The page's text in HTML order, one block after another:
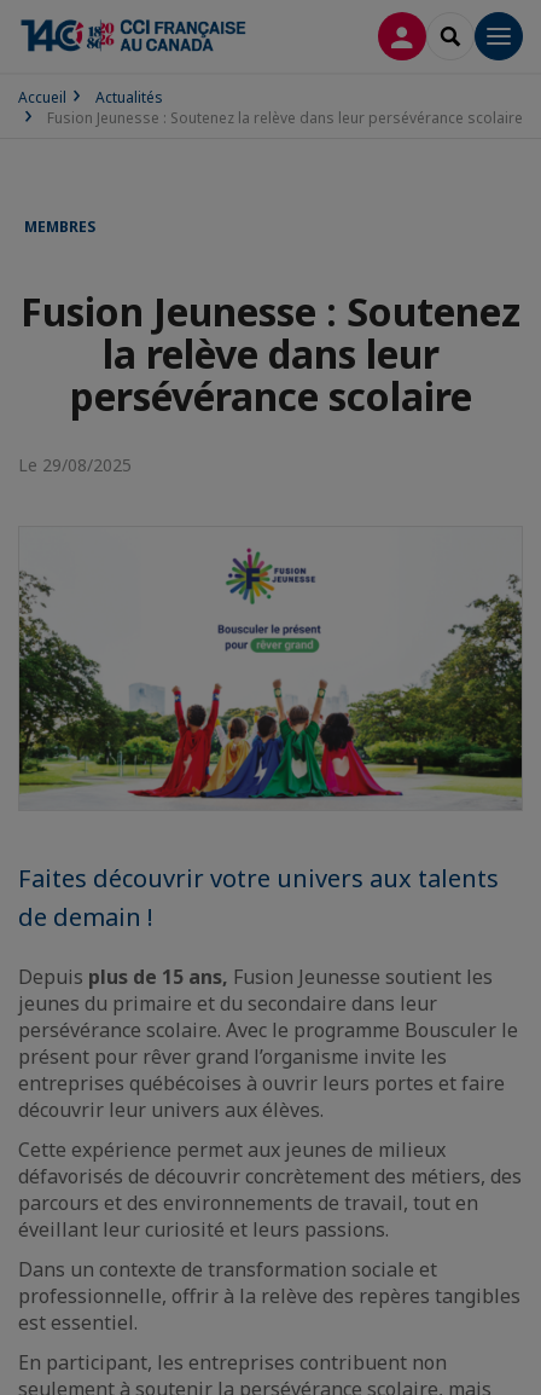
CONNEXION
Accueil
Actualités
Fusion Jeunesse : Soutenez la relève dans leur persévérance scolaire
MEMBRES
Fusion Jeunesse : Soutenez
la relève dans leur
persévérance scolaire
Le 29/08/2025
Faites découvrir votre univers aux talents
de demain !
Depuis plus de 15 ans, Fusion Jeunesse soutient les
jeunes du primaire et du secondaire dans leur
persévérance scolaire. Avec le programme Bousculer le
présent pour rêver grand l’organisme invite les
entreprises québécoises à ouvrir leurs portes et faire
découvrir leur univers aux élèves.
Cette expérience permet aux jeunes de milieux
défavorisés de découvrir concrètement des métiers, des
parcours et des environnements de travail, tout en
éveillant leur curiosité et leurs passions.
Dans un contexte de transformation sociale et
professionnelle, offrir à la relève des repères tangibles
est essentiel.
En participant, les entreprises contribuent non
seulement à soutenir la persévérance scolaire, mais